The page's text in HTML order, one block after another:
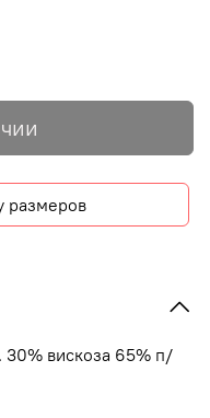
размеров
30% вискоза 65% п/